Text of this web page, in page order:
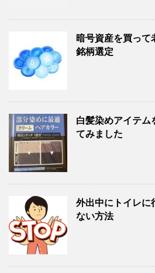
暗号資産を買って
銘柄選定
白髪染めアイテム
てみました
外出中にトイレに
ない方法